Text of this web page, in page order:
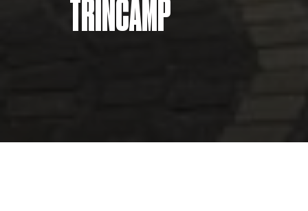
TRINCAMP